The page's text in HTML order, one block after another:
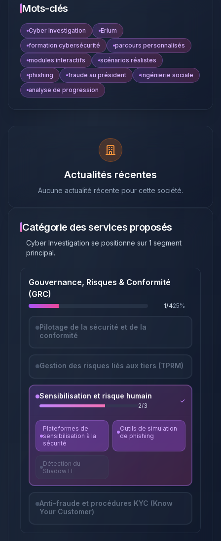
Mots-clés
Cyber Investigation
Erium
formation cybersécurité
parcours personnalisés
modules interactifs
scénarios réalistes
phishing
fraude au président
ingénierie sociale
analyse de progression
Actualités récentes
Aucune actualité récente pour cette société.
Catégorie des services proposés
Cyber Investigation se positionne sur 1 segment
principal.
Gouvernance, Risques & Conformité
(GRC)
1/425%
Pilotage de la sécurité et de la
conformité
Gestion des risques liés aux tiers (TPRM)
Sensibilisation et risque humain
2/3
Plateformes de
sensibilisation à la
sécurité
Outils de simulation
de phishing
Détection du
Shadow IT
Anti-fraude et procédures KYC (Know
Your Customer)